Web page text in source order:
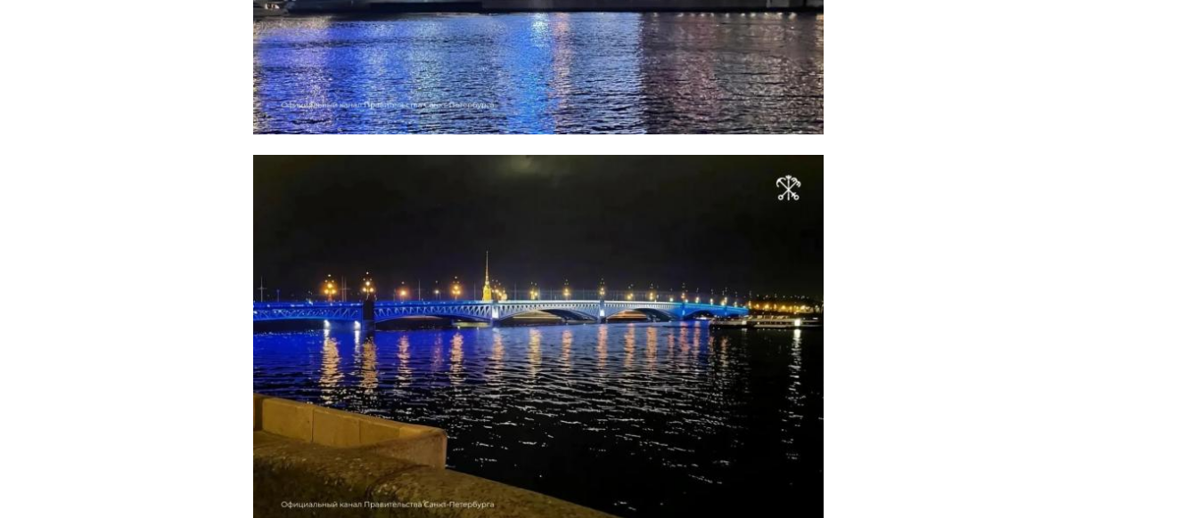
участников и теперь представит Ленинградскую область в финале в Москве
в мае. Победителя определит в том числе народное голосование, которое
продлится до 25 мая.
Поддержать участников можно настранице "Почты России".
Координатор федерального проекта "Российское село", председатель
комитета Совета Федерации по аграрно-продовольственной политике и
природопользованию Александр Двойных отметил, что народное
голосование дает возможность жителям страны лично поддержать тех, кто
Приз в номинации "Народный почтальон" составляет 150 тысяч рублей.
Жители Ленобласти могут
поддержать Елену Нестерову из
Кировского района в конкурсе
"Земский почтальон"